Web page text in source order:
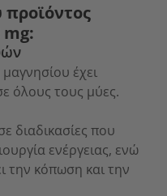
mg:
έχει
όλους τους μύες.
διαδικασίες που
ενέργειας, ενώ
την κόπωση και την